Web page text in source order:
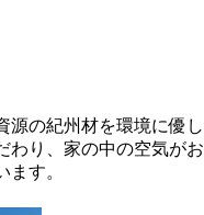
源の紀州材を環境に優し
わり、家の中の空気がお
す。